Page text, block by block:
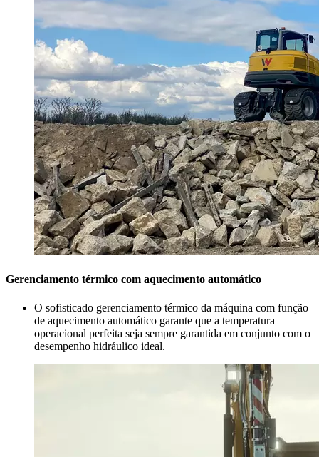
Gerenciamento térmico com aquecimento automático
O sofisticado gerenciamento térmico da máquina com função
de aquecimento automático garante que a temperatura
operacional perfeita seja sempre garantida em conjunto com o
desempenho hidráulico ideal.